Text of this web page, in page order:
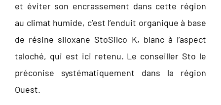
et éviter son encrassement dans cette région
au climat humide, c’est l’enduit organique à base
de résine siloxane StoSilco K, blanc à l’aspect
taloché, qui est ici retenu. Le conseiller Sto le
préconise systématiquement dans la région
Ouest.